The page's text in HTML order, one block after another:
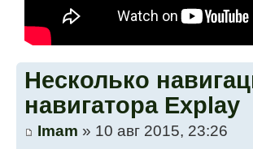
Несколько
навигатора Explay
Imam » 10 авг 2015, 23:26